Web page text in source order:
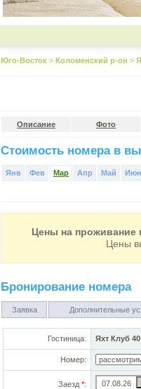
Юго-Восток > Коломенский р-он >
Описание Фото
Стоимость номера в
Янв Фев Мар Апр Май Июн
Цены на проживание
Цены
Бронирование номера
Заявка Дополнительные
Гостиница: Яхт Клуб
Номер:
Заезд *: